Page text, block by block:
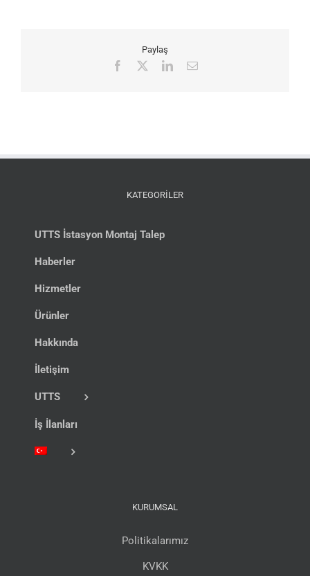
Paylaş
Facebook LinkedIn
E-
KATEGORİLER
UTTS İstasyon Montaj Talep
Haberler
Hizmetler
Ürünler
Hakkında
İletişim
UTTS
İş İlanları
KURUMSAL
Politikalarımız
KVKK